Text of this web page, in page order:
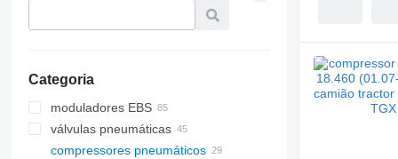
Categoria
moduladores EBS
válvulas pneumáticas
compressores pneumáticos